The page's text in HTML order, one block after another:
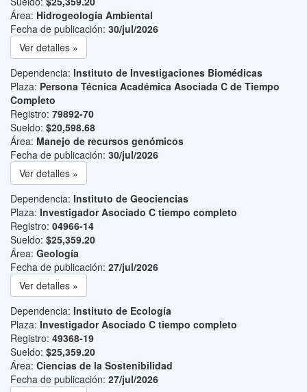
Área: Hidrogeología Ambiental
Fecha de publicación: 30/jul/2026
Ver detalles »
Dependencia: Instituto de Investigaciones Biomédicas
Plaza: Persona Técnica Académica Asociada C de Tiempo
Completo
Registro: 79892-70
Sueldo: $20,598.68
Área: Manejo de recursos genómicos
Fecha de publicación: 30/jul/2026
Ver detalles »
Dependencia: Instituto de Geociencias
Plaza: Investigador Asociado C tiempo completo
Registro: 04966-14
Sueldo: $25,359.20
Área: Geología
Fecha de publicación: 27/jul/2026
Ver detalles »
Dependencia: Instituto de Ecología
Plaza: Investigador Asociado C tiempo completo
Registro: 49368-19
Sueldo: $25,359.20
Área: Ciencias de la Sostenibilidad
Fecha de publicación: 27/jul/2026